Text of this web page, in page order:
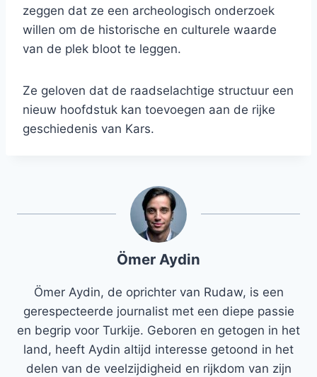
zeggen dat ze een archeologisch onderzoek
willen om de historische en culturele waarde
van de plek bloot te leggen.
Ze geloven dat de raadselachtige structuur een
nieuw hoofdstuk kan toevoegen aan de rijke
geschiedenis van Kars.
Ömer Aydin
Ömer Aydin, de oprichter van Rudaw, is een
gerespecteerde journalist met een diepe passie
en begrip voor Turkije. Geboren en getogen in het
land, heeft Aydin altijd interesse getoond in het
delen van de veelzijdigheid en rijkdom van zijn